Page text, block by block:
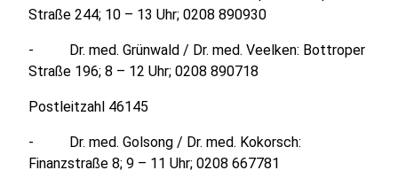
Straße 244; 10 – 13 Uhr; 0208 890930
- Dr. med. Grünwald / Dr. med. Veelken: Bottroper
Straße 196; 8 – 12 Uhr; 0208 890718
Postleitzahl 46145
- Dr. med. Golsong / Dr. med. Kokorsch:
Finanzstraße 8; 9 – 11 Uhr; 0208 667781